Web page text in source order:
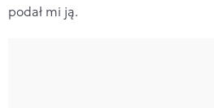
podał mi ją.